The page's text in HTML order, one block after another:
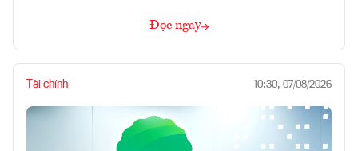
Đọc ngay
Tài chính 10:30, 07/08/2026